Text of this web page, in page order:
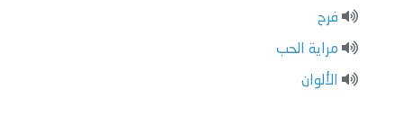
فرح
مراية الحب
الألوان